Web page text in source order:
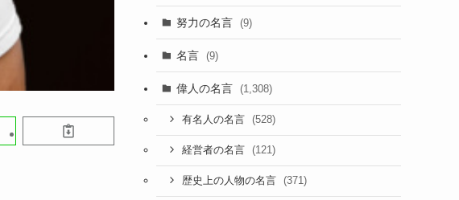
努力の名言 (9)
名言 (9)
偉人の名言 (1,308)
有名人の名言 (528)
経営者の名言 (121)
歴史上の人物の名言 (371)